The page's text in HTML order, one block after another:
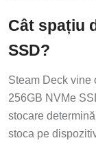
Cât spațiu
SSD?
Steam Deck vine
256GB NVMe
stocare
stoca pe